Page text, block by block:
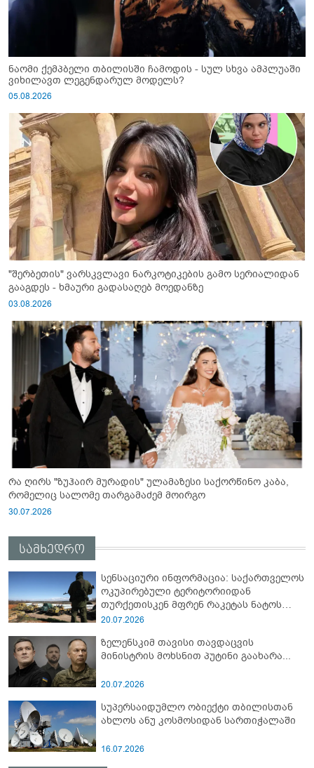
ნაომი ქემპბელი თბილისში ჩამოდის - სულ სხვა ამპლუაში
ვიხილავთ ლეგენდარულ მოდელს?
05.08.2026
"შერბეთის" ვარსკვლავი ნარკოტიკების გამო სერიალიდან
გააგდეს - ხმაური გადასაღებ მოედანზე
03.08.2026
რა ღირს "ზუჰაირ მურადის" ულამაზესი საქორწინო კაბა,
რომელიც სალომე თარგამაძემ მოირგო
30.07.2026
სამხედრო
სენსაციური ინფორმაცია: საქართველოს
ოკუპირებული ტერიტორიიდან
თურქეთისკენ მფრენ რაკეტას ნატოს
სამიტი კინაღამ ჩაუშლია
20.07.2026
ზელენსკიმ თავისი თავდაცვის
მინისტრის მოხსნით პუტინი გაახარა...
20.07.2026
სუპერსაიდუმლო ობიექტი თბილისთან
ახლოს ანუ კოსმოსიდან სართიჭალაში
16.07.2026